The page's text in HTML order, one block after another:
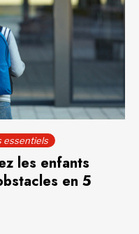
essentiels
les enfants
en 5